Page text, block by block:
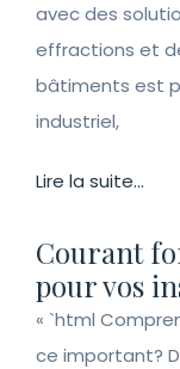
avec des
effractions et
bâtiments est
industriel,
Lire la suite...
Courant
pour vos
« `html
ce important?